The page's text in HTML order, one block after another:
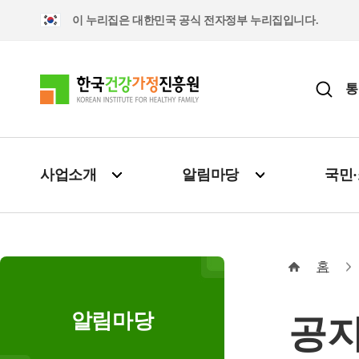
이 누리집은 대한민국 공식 전자정부 누리집입니다.
사업소개 알림마당 국민
알림마당
홈
공